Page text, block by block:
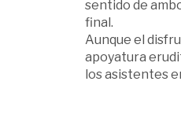
sentido de
final.
Aunque el
apoyatura
los asistentes